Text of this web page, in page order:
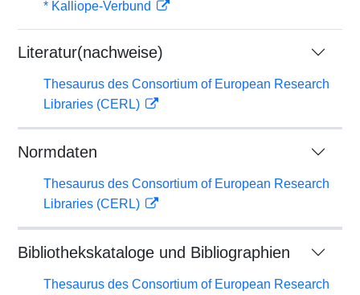
* Kalliope-Verbund
Literatur(nachweise)
Thesaurus des Consortium of European Research
Libraries (CERL)
Normdaten
Thesaurus des Consortium of European Research
Libraries (CERL)
Bibliothekskataloge und Bibliographien
Thesaurus des Consortium of European Research